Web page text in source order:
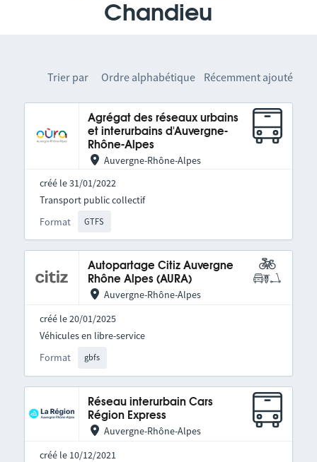
Chandieu
Trier par Ordre alphabétique Récemment ajouté
Agrégat des réseaux urbains
et interurbains d'Auvergne-
Rhône-Alpes
Auvergne-Rhône-Alpes
créé le 31/01/2022
Format GTFS
Transport public collectif
Autopartage Citiz Auvergne
Rhône Alpes (AURA)
Auvergne-Rhône-Alpes
créé le 20/01/2025
Format gbfs
Véhicules en libre-service
Réseau interurbain Cars
Région Express
Auvergne-Rhône-Alpes
créé le 10/12/2021